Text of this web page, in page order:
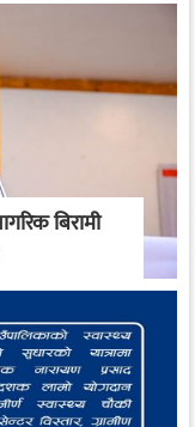
बिरामी